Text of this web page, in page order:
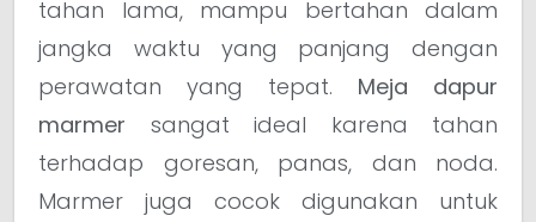
tahan lama, mampu bertahan dalam
jangka waktu yang panjang dengan
perawatan yang tepat. Meja dapur
marmer sangat ideal karena tahan
terhadap goresan, panas, dan noda.
Marmer juga cocok digunakan untuk